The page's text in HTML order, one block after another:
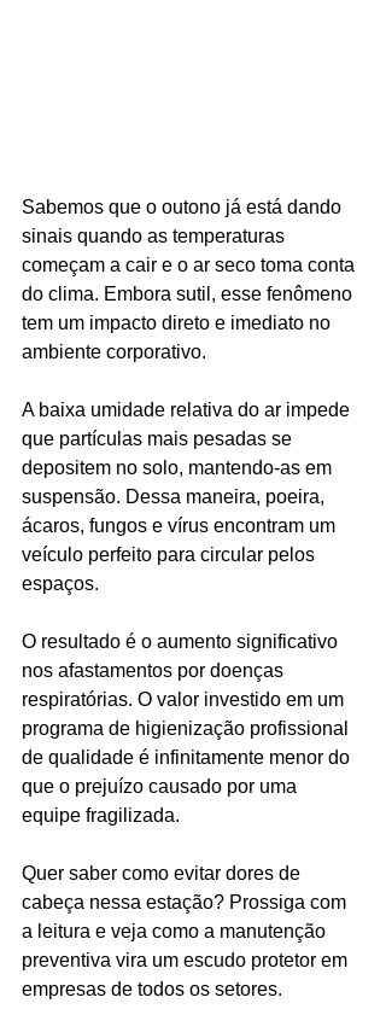
Sabemos que o outono já está dando
sinais quando as temperaturas
começam a cair e o ar seco toma conta
do clima. Embora sutil, esse fenômeno
tem um impacto direto e imediato no
ambiente corporativo.
A baixa umidade relativa do ar impede
que partículas mais pesadas se
depositem no solo, mantendo-as em
suspensão. Dessa maneira, poeira,
ácaros, fungos e vírus encontram um
veículo perfeito para circular pelos
espaços.
O resultado é o aumento significativo
nos afastamentos por doenças
respiratórias. O valor investido em um
programa de higienização profissional
de qualidade é infinitamente menor do
que o prejuízo causado por uma
equipe fragilizada.
Quer saber como evitar dores de
cabeça nessa estação? Prossiga com
a leitura e veja como a manutenção
preventiva vira um escudo protetor em
empresas de todos os setores.